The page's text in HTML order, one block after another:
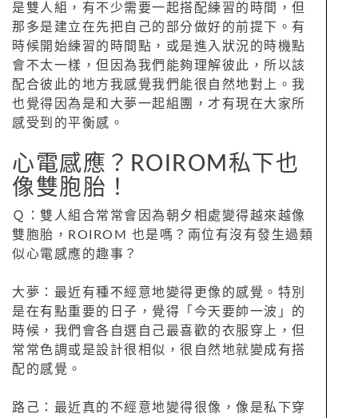
是雙人組，有不少需要一起搭配練習的時間，但
那多是建立在先把自己的部分做好的前提下。有
時候開始練習的時間點，或是進入狀況的時機點
會不太一樣，但因為我們能夠理解彼此，所以該
配合彼此的地方我感覺我們能很自然地對上。我
也覺得因為是和大夢一起組團，才有現在大家所
感受到的平衡感。
心電感應？ROIROM私下也
像雙胞胎！
Ｑ：雙人組合常常會因為朝夕相處變得越來越像
雙胞胎，ROIROM 也是嗎？兩位有沒有發生過類
似心電感應的趣事？
大夢：最近有種不經意地變得更像的感覺。特別
是在有點重要的日子，覺得「今天要帥一波」的
時候，我們會各自選自己最喜歡的衣服穿上，但
常常色調或是設計很相似，很自然地就變成有搭
配的感覺。
路己：最近真的不經意地變得很像，像是私下穿